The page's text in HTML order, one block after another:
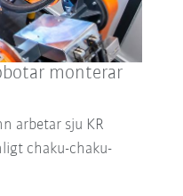
monterar
arbetar sju KR
chaku-chaku-